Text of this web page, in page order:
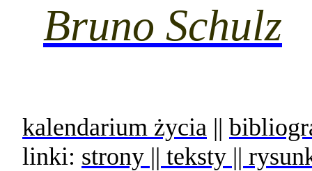
Bruno Schulz
kalendarium życia ||
linki: strony || teksty ||